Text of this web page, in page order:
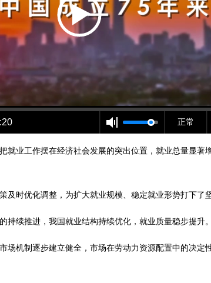
正常
就业工作摆在经济社会发展的突出位置，就业总量显著
及时优化调整，为扩大就业规模、稳定就业形势打下了
持续推进，我国就业结构持续优化，就业质量稳步提升
场机制逐步建立健全，市场在劳动力资源配置中的决定